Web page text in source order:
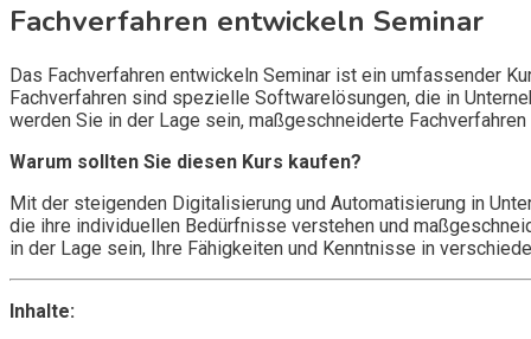
Fachverfahren entwickeln Seminar
Das Fachverfahren entwickeln Seminar ist ein umfassender
Fachverfahren sind spezielle Softwarelösungen, die in
werden Sie in der Lage sein, maßgeschneiderte
Warum sollten Sie diesen Kurs kaufen?
Mit der steigenden Digitalisierung und Automatisierung in
die ihre individuellen Bedürfnisse verstehen und
in der Lage sein, Ihre Fähigkeiten und Kenntnisse in
Inhalte: